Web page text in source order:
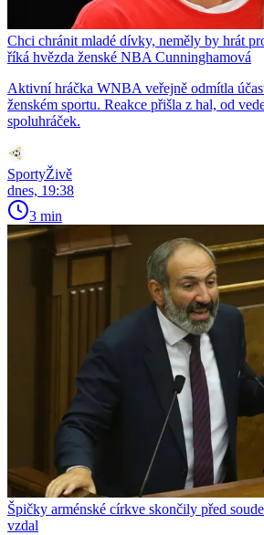
Chci chránit mladé dívky, neměly by hrát
říká hvězda ženské NBA Cunninghamová
Aktivní hráčka WNBA veřejně odmítla
ženském sportu. Reakce přišla z hal, od
spoluhráček.
SportyŽivě
dnes, 19:38
3 min
Špičky arménské církve skončily před
vzdal